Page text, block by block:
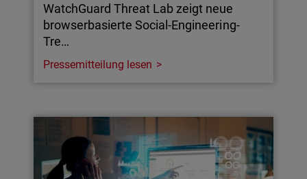
WatchGuard Threat Lab zeigt neue
browserbasierte Social-Engineering-
Tre…
Pressemitteilung lesen